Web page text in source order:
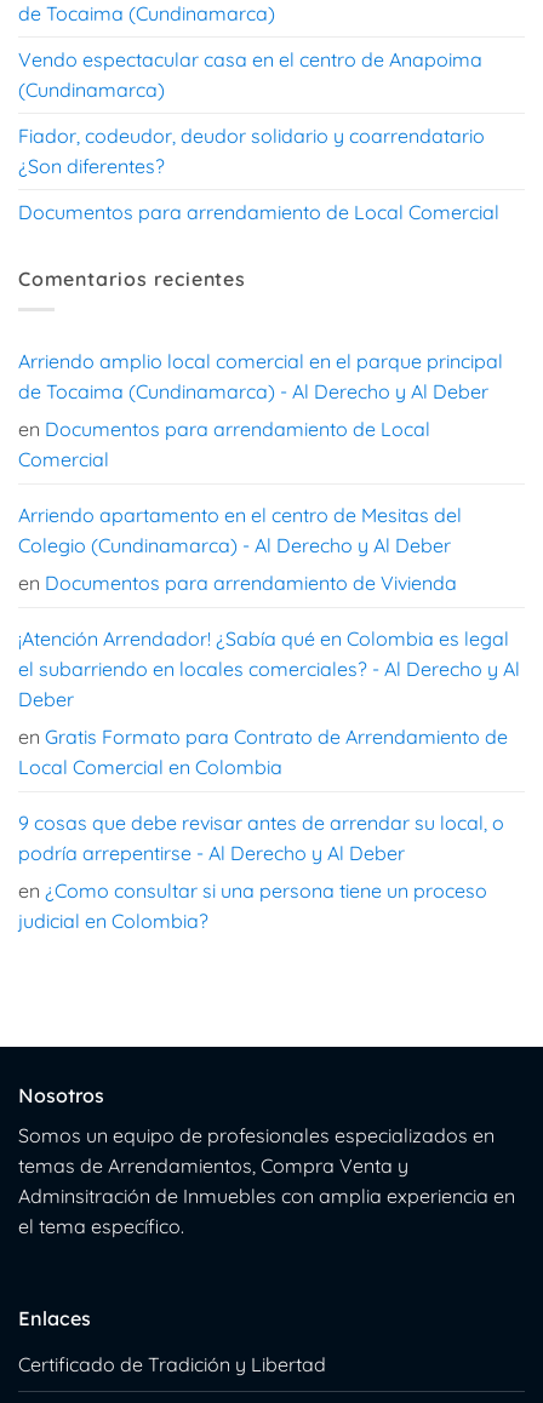
de Tocaima (Cundinamarca)
Vendo espectacular casa en el centro de Anapoima
(Cundinamarca)
Fiador, codeudor, deudor solidario y coarrendatario
¿Son diferentes?
Documentos para arrendamiento de Local Comercial
Comentarios recientes
Arriendo amplio local comercial en el parque principal
de Tocaima (Cundinamarca) - Al Derecho y Al Deber
en Documentos para arrendamiento de Local
Comercial
Arriendo apartamento en el centro de Mesitas del
Colegio (Cundinamarca) - Al Derecho y Al Deber
en Documentos para arrendamiento de Vivienda
¡Atención Arrendador! ¿Sabía qué en Colombia es legal
el subarriendo en locales comerciales? - Al Derecho y Al
Deber
en Gratis Formato para Contrato de Arrendamiento de
Local Comercial en Colombia
9 cosas que debe revisar antes de arrendar su local, o
podría arrepentirse - Al Derecho y Al Deber
en ¿Como consultar si una persona tiene un proceso
judicial en Colombia?
Nosotros
Somos un equipo de profesionales especializados en
temas de Arrendamientos, Compra Venta y
Adminsitración de Inmuebles con amplia experiencia en
el tema específico.
Enlaces
Certificado de Tradición y Libertad